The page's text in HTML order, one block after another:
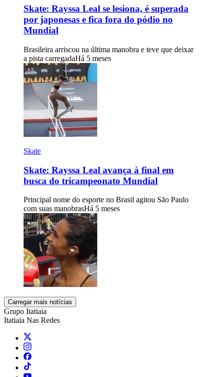
Skate: Rayssa Leal se lesiona, é superada
por japonesas e fica fora do pódio no
Mundial
Brasileira arriscou na última manobra e teve que deixar
a pista carregadaHá 5 meses
Skate
Skate: Rayssa Leal avança à final em
busca do tricampeonato Mundial
Principal nome do esporte no Brasil agitou São Paulo
com suas manobrasHá 5 meses
Carregar mais notícias
Grupo Itatiaia
Itatiaia Nas Redes